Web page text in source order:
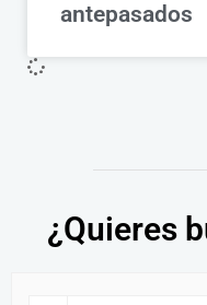
antepasados
¿Quieres